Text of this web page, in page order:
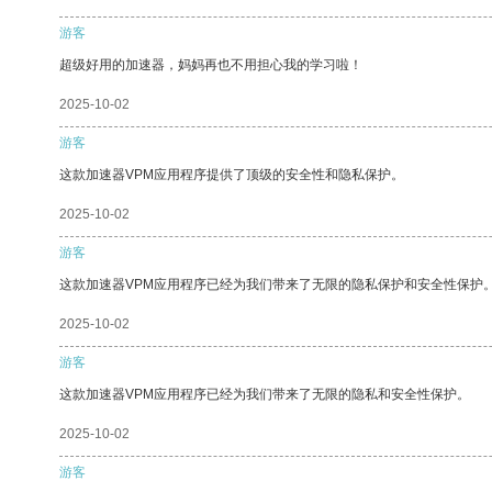
游客
超级好用的加速器，妈妈再也不用担心我的学习啦！
2025-10-02
游客
这款加速器VPM应用程序提供了顶级的安全性和隐私保护。
2025-10-02
游客
这款加速器VPM应用程序已经为我们带来了无限的隐私保护和安全性保护
2025-10-02
游客
这款加速器VPM应用程序已经为我们带来了无限的隐私和安全性保护。
2025-10-02
游客